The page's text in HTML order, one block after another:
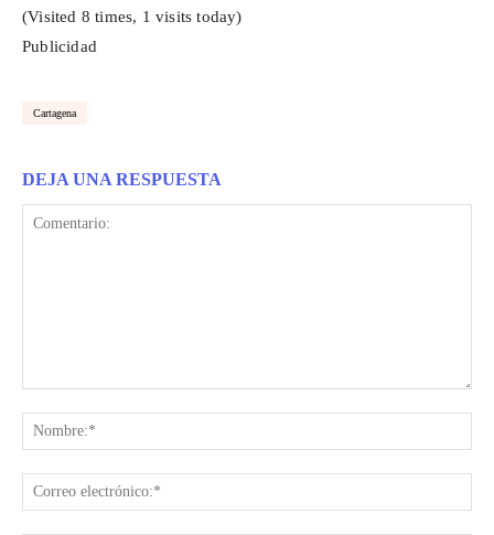
(Visited 8 times, 1 visits today)
Publicidad
Cartagena
DEJA UNA RESPUESTA